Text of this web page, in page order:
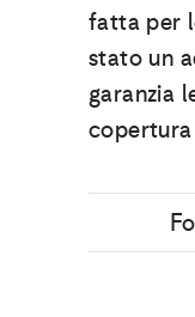
fatta per
stato un
garanzia